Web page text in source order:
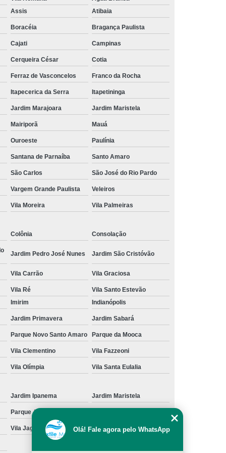
Toalha de Banho Fio Penteado
de Toalha de Banho Algodão
Locação de Toalha de Banho Grande
Aluguel de Toalha de Pedicure
Locação de Toalha de Manicure
Locação de Toalha Manicure Pedicure
de Toalha para Manicure e Pedicure
de Toalha para Pedicure e Manicure
Grande São Paulo
Locação de Toalha Banho e Rosto
de Toalha de Rosto Branca
de Toalha de Rosto Grande São Paulo
Locação de Toalha de Rosto Pequena
Locação de Toalha para Rosto
Aluguel de Toalha Industrial Nova
Aluguel de Toalha para Banheiro
de Toalha Industrial Grande São Paulo
Locação de Toalha Industrial São Paulo
Manta Absorção de óleo
óleo
Manta Absorvente Grande São Paulo
Assis Atibaia
Boracéia Bragança Paulista
Cajati Campinas
Cerqueira César Cotia
Ferraz de Vasconcelos Franco da Rocha
Itapecerica da Serra Itapetininga
Jardim Marajoara Jardim Maristela
Mairiporã Mauá
Ouroeste Paulínia
Santana de Parnaíba Santo Amaro
São Carlos São José do Rio Pardo
Vargem Grande Paulista Veleiros
Vila Moreira Vila Palmeiras
Colônia Consolação
Jardim Pedro José Nunes Jardim São Cristóvão
Vila Carrão Vila Graciosa
Vila Ré
Vila Santo Estevão
Imirim Indianópolis
Jardim Primavera Jardim Sabará
Parque Novo Santo Amaro Parque da Mooca
Vila Clementino Vila Fazzeoni
Vila Olímpia Vila Santa Eulalia
Jardim Ipanema Jardim Maristela
Parque Anhangüera
Vila Jaguara Vila Jaraguá
Olá! Fale agora pelo WhatsApp